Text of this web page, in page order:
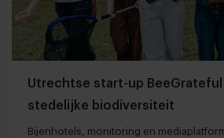
Utrechtse start-up
stedelijke biodiversiteit
Bijenhotels, monitoring en